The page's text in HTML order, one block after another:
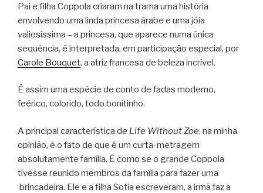
Pai e filha Coppola criaram na trama uma história
envolvendo uma linda princesa árabe e uma jóia
valiosíssima – a princesa, que aparece numa única
sequência, é interpretada, em participação especial, por
Carole Bouquet, a atriz francesa de beleza incrível.
É assim uma espécie de conto de fadas moderno,
feérico, colorido, todo bonitinho.
A principal característica de Life Without Zoe, na minha
opinião, é o fato de que é um curta-metragem
absolutamente família. É como se o grande Coppola
tivesse reunido membros da família para fazer uma
brincadeira. Ele e a filha Sofia escreveram, a irmã faz a